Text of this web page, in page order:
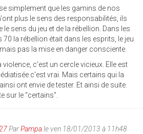
simplement que les gamins de nos
plus le sens des responsabilités, ils
le sens du jeu et de la rébellion. Dans les
70 la rébellion était dans les esprits, le jeu
pas la mise en danger consciente.
violence, c'est un cercle vicieux. Elle est
c'est vrai. Mais certains qui la
ont envie de tester. Et ainsi de suite.
sur le "certains".
ParPampale ven 18/01/2013 à 11h48